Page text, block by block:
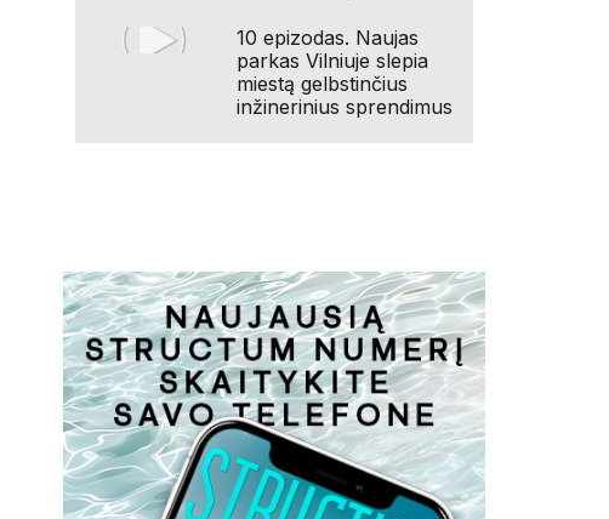
10 epizodas. Naujas
parkas Vilniuje slepia
miestą gelbstinčius
inžinerinius sprendimus